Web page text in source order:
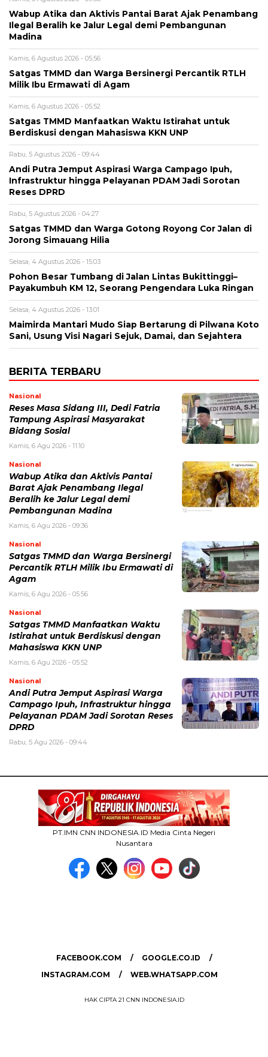
Wabup Atika dan Aktivis Pantai Barat Ajak Penambang
Ilegal Beralih ke Jalur Legal demi Pembangunan
Madina
Kamis, 6 Agustus 2026 - 05:56
Satgas TMMD dan Warga Bersinergi Percantik RTLH
Milik Ibu Ermawati di Agam
Kamis, 6 Agustus 2026 - 05:52
Satgas TMMD Manfaatkan Waktu Istirahat untuk
Berdiskusi dengan Mahasiswa KKN UNP
Rabu, 5 Agustus 2026 - 09:44
Andi Putra Jemput Aspirasi Warga Campago Ipuh,
Infrastruktur hingga Pelayanan PDAM Jadi Sorotan
Reses DPRD
Rabu, 5 Agustus 2026 - 04:27
Satgas TMMD dan Warga Gotong Royong Cor Jalan di
Jorong Simauang Hilia
Selasa, 4 Agustus 2026 - 15:03
Pohon Besar Tumbang di Jalan Lintas Bukittinggi–
Payakumbuh KM 12, Seorang Pengendara Luka Ringan
Selasa, 4 Agustus 2026 - 13:01
Maimirda Mantari Mudo Siap Bertarung di Pilwana Koto
Sani, Usung Visi Nagari Sejuk, Damai, dan Sejahtera
BERITA TERBARU
Nasional
Reses Masa Sidang III, Dedi Fatria
Tampung Aspirasi Masyarakat
Bidang Sosial
Kamis, 6 Agu 2026 - 11:10
Nasional
Wabup Atika dan Aktivis Pantai
Barat Ajak Penambang Ilegal
Beralih ke Jalur Legal demi
Pembangunan Madina
Kamis, 6 Agu 2026 - 09:36
Nasional
Satgas TMMD dan Warga Bersinergi
Percantik RTLH Milik Ibu Ermawati di
Agam
Kamis, 6 Agu 2026 - 05:56
Nasional
Satgas TMMD Manfaatkan Waktu
Istirahat untuk Berdiskusi dengan
Mahasiswa KKN UNP
Kamis, 6 Agu 2026 - 05:52
Nasional
Andi Putra Jemput Aspirasi Warga
Campago Ipuh, Infrastruktur hingga
Pelayanan PDAM Jadi Sorotan Reses
DPRD
Rabu, 5 Agu 2026 - 09:44
PT.IMN CNN INDONESIA.ID Media Cinta Negeri
Nusantara
FACEBOOK.COM
GOOGLE.CO.ID
INSTAGRAM.COM
WEB.WHATSAPP.COM
HAK CIPTA 21 CNN INDONESIA.ID